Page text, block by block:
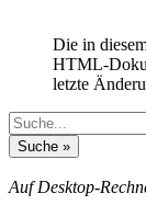
Die in
HTML-
letzte
Auf Desktop-